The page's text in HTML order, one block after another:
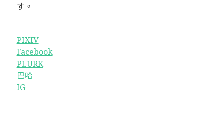
す。
PIXIV
Facebook
PLURK
巴哈
IG